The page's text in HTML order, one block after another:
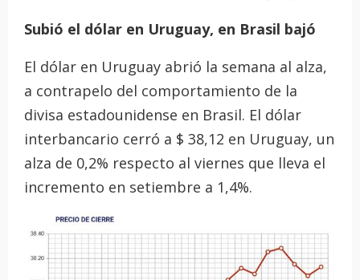
Subió el dólar en Uruguay, en Brasil bajó
El dólar en Uruguay abrió la semana al alza,
a contrapelo del comportamiento de la
divisa estadounidense en Brasil. El dólar
interbancario cerró a $ 38,12 en Uruguay, un
alza de 0,2% respecto al viernes que lleva el
incremento en setiembre a 1,4%.